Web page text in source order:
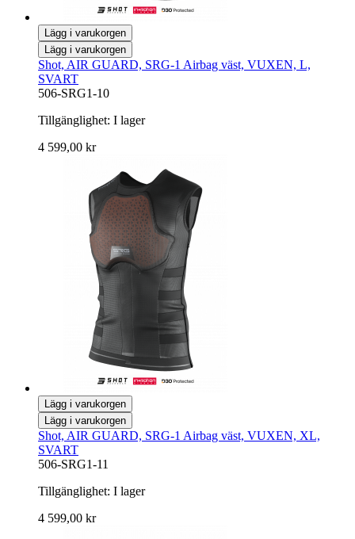
Lägg i varukorgen
Lägg i varukorgen
Shot, AIR GUARD, SRG-1 Airbag väst, VUXEN, L,
SVART
506-SRG1-10
Tillgänglighet: I lager
4 599,00 kr
Lägg i varukorgen
Lägg i varukorgen
Shot, AIR GUARD, SRG-1 Airbag väst, VUXEN, XL,
SVART
506-SRG1-11
Tillgänglighet: I lager
4 599,00 kr